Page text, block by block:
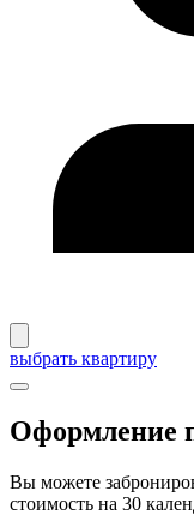
выбрать квартиру
Оформление
Вы можете
стоимость на 30